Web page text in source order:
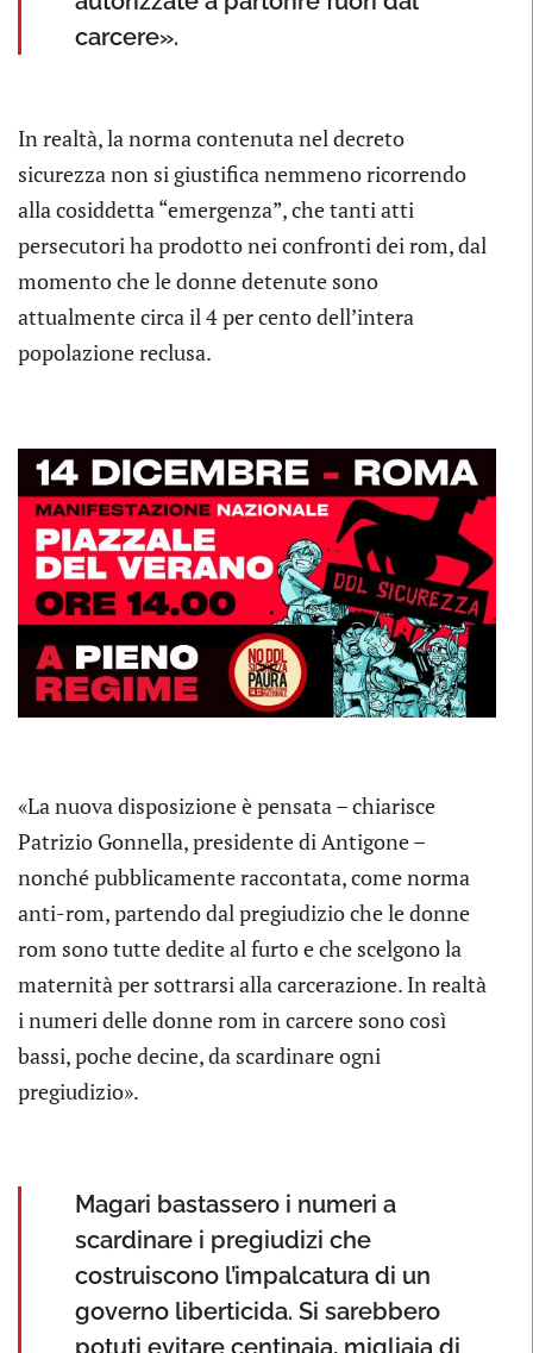
carcere».
In realtà, la norma contenuta nel decreto
sicurezza non si giustifica nemmeno ricorrendo
alla cosiddetta “emergenza”, che tanti atti
persecutori ha prodotto nei confronti dei rom, dal
momento che le donne detenute sono
attualmente circa il 4 per cento dell’intera
popolazione reclusa.
«La nuova disposizione è pensata – chiarisce
Patrizio Gonnella, presidente di Antigone –
nonché pubblicamente raccontata, come norma
anti-rom, partendo dal pregiudizio che le donne
rom sono tutte dedite al furto e che scelgono la
maternità per sottrarsi alla carcerazione. In realtà
i numeri delle donne rom in carcere sono così
bassi, poche decine, da scardinare ogni
pregiudizio».
Magari bastassero i numeri a
scardinare i pregiudizi che
costruiscono l’impalcatura di un
governo liberticida. Si sarebbero
potuti evitare centinaia, migliaia di